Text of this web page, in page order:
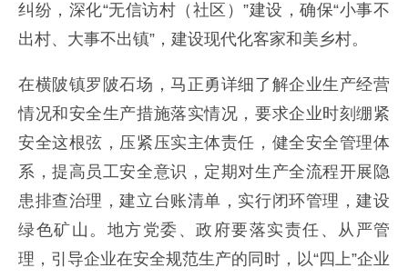
纠纷，深化“无信访村（社区）”建设，确保“小事不
出村、大事不出镇”，建设现代化客家和美乡村。
在横陂镇罗陂石场，马正勇详细了解企业生产经营
情况和安全生产措施落实情况，要求企业时刻绷紧
安全这根弦，压紧压实主体责任，健全安全管理体
系，提高员工安全意识，定期对生产全流程开展隐
患排查治理，建立台账清单，实行闭环管理，建设
绿色矿山。地方党委、政府要落实责任、从严管
理，引导企业在安全规范生产的同时，以“四上”企业